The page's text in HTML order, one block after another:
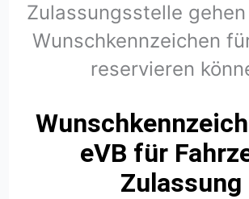
Zulassungsstelle
Wunschkennzeichen
reservieren
eVB für
Zulassung